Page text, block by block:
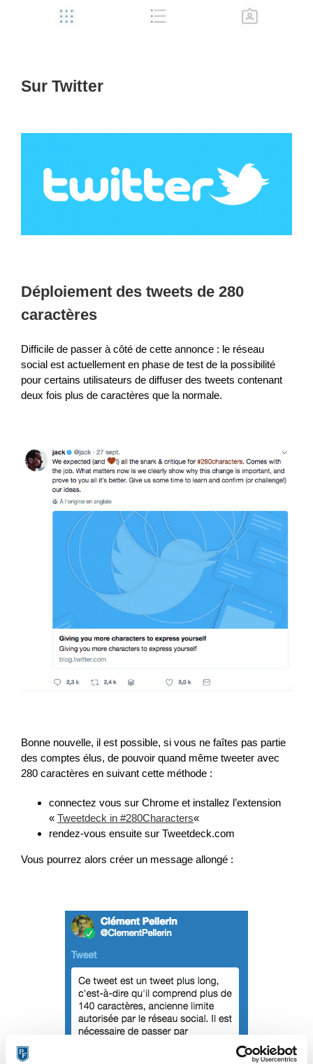
Sur Twitter
Déploiement des tweets de 280
caractères
Difficile de passer à côté de cette annonce : le réseau
social est actuellement en phase de test de la possibilité
pour certains utilisateurs de diffuser des tweets contenant
deux fois plus de caractères que la normale.
Bonne nouvelle, il est possible, si vous ne faîtes pas partie
des comptes élus, de pouvoir quand même tweeter avec
280 caractères en suivant cette méthode :
connectez vous sur Chrome et installez l’extension
« Tweetdeck in #280Characters«
rendez-vous ensuite sur Tweetdeck.com
Vous pourrez alors créer un message allongé :